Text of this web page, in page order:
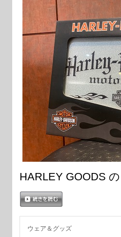
HARLEY GOODS
ウェア＆グッズ